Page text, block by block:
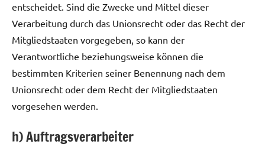
entscheidet. Sind die Zwecke und Mittel dieser
Verarbeitung durch das Unionsrecht oder das Recht der
Mitgliedstaaten vorgegeben, so kann der
Verantwortliche beziehungsweise können die
bestimmten Kriterien seiner Benennung nach dem
Unionsrecht oder dem Recht der Mitgliedstaaten
vorgesehen werden.
h) Auftragsverarbeiter